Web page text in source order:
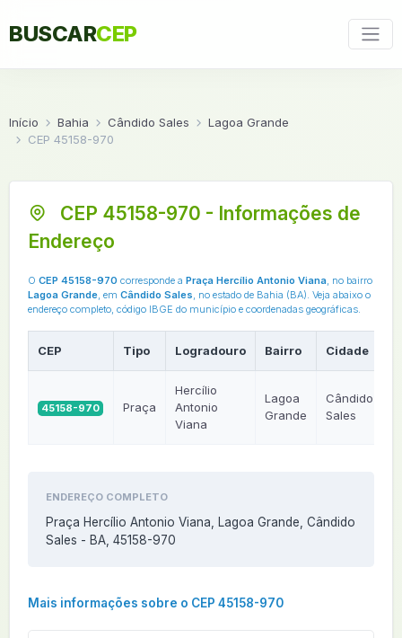
BUSCARCEP
Início Bahia Cândido Sales
Lagoa Grande
CEP 45158-970
CEP 45158-970 - Informações de
Endereço
O CEP 45158-970 corresponde a Praça Hercílio Antonio Viana, no bairro
Lagoa Grande, em Cândido Sales, no estado de Bahia (BA). Veja abaixo o
endereço completo, código IBGE do município e coordenadas geográficas.
CEP Tipo Logradouro Bairro Cidade
45158-970 Praça
Hercílio
Antonio
Viana
Lagoa
Grande
Cândido
Sales
ENDEREÇO COMPLETO
Praça Hercílio Antonio Viana, Lagoa Grande, Cândido
Sales - BA, 45158-970
Mais informações sobre o CEP 45158-970